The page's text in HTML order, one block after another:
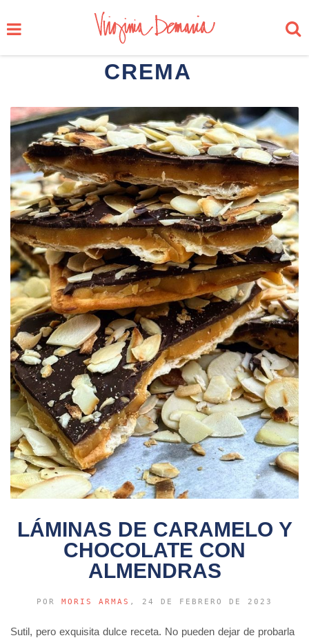
CREMA
LÁMINAS DE CARAMELO Y
CHOCOLATE CON
ALMENDRAS
POR MORIS ARMAS , 24 DE FEBRERO DE 2023
Sutil, pero exquisita dulce receta. No pueden dejar de probarla